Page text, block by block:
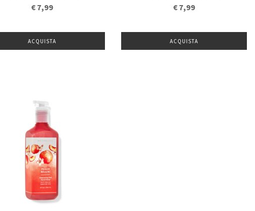
€ 7,99
ACQUISTA
€ 7,99
ACQUISTA